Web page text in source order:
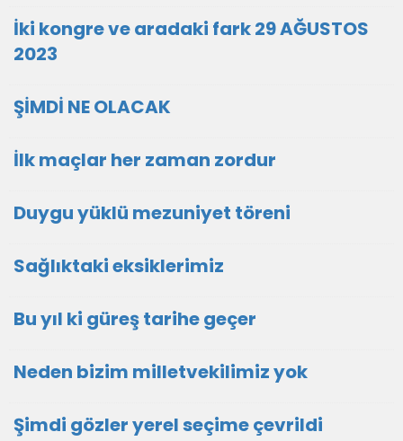
İki kongre ve aradaki fark 29 AĞUSTOS
2023
ŞİMDİ NE OLACAK
İlk maçlar her zaman zordur
Duygu yüklü mezuniyet töreni
Sağlıktaki eksiklerimiz
Bu yıl ki güreş tarihe geçer
Neden bizim milletvekilimiz yok
Şimdi gözler yerel seçime çevrildi